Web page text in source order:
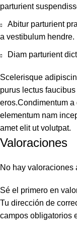
parturient
Abitur parturient
a vestibulum hendre.
Diam parturient
Scelerisque
purus lectus
eros.Condimentum
elementum nam
amet elit ut volutpat.
Valoraciones
No hay valoraciones
Sé el primero en
Tu dirección de
campos obligatorios